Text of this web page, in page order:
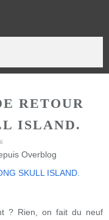
RETOUR
ISLAND.
Overblog
? Rien, on fait du neuf